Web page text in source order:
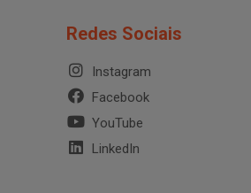
Redes Sociais
Instagram
Facebook
YouTube
LinkedIn